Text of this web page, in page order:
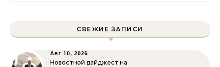
СВЕЖИЕ ЗАПИСИ
Авг 10, 2026
Новостной дайджест на